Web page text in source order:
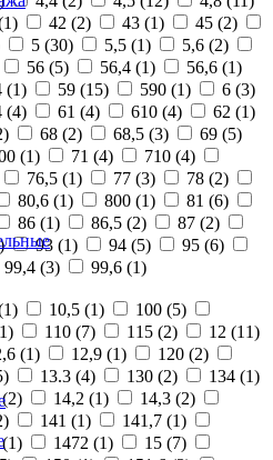
1) 42 (2) 43 (1) 45 (2)
5 (30) 5,5 (1) 5,6 (2)
56 (5) 56,4 (1) 56,6 (1)
(1) 59 (15) 590 (1) 6 (3)
(4) 61 (4) 610 (4) 62 (1)
) 68 (2) 68,5 (3) 69 (5)
(1) 71 (4) 710 (4)
76,5 (1) 77 (3) 78 (2)
80,6 (1) 800 (1) 81 (6)
86 (1) 86,5 (2) 87 (2)
) 93 (1) 94 (5) 95 (6)
99,4 (3) 99,6 (1)
1) 10,5 (1) 100 (5)
1) 110 (7) 115 (2) 12 (11)
(1) 12,9 (1) 120 (2)
) 13.3 (4) 130 (2) 134 (1)
2) 14,2 (1) 14,3 (2)
) 141 (1) 141,7 (1)
1) 1472 (1) 15 (7)